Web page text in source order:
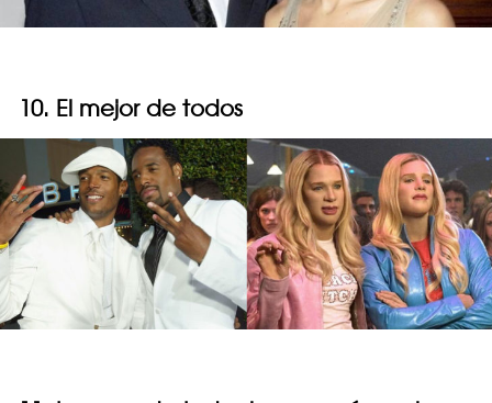
10. El mejor de todos